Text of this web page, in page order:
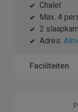
Chalet
Max. 4
2
Adres:
Faciliteiten